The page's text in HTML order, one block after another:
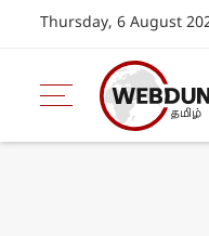
Thursday, 6 August